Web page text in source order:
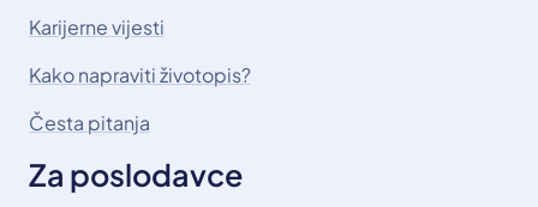
Karijerne vijesti
Kako napraviti životopis?
Česta pitanja
Za poslodavce